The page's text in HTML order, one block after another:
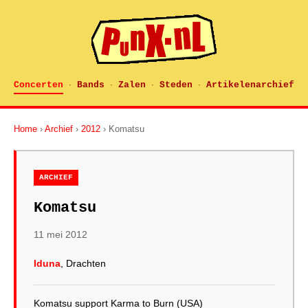
Concerten · Bands · Zalen · Steden · Artikelenarchief
Home › Archief › 2012 › Komatsu
ARCHIEF
Komatsu
11 mei 2012
Iduna , Drachten
Komatsu support Karma to Burn (USA)